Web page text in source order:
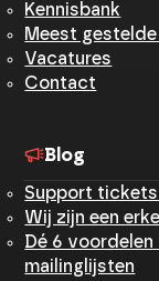
Kennisbank
Meest
Vacatures
Contact
Blog
Support tickets
Wij zijn een
Dé 6 voordelen
mailinglijsten